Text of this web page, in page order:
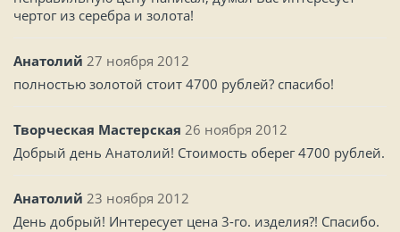
чертог из серебра и золота!
Анатолий 27 ноября 2012
полностью золотой стоит 4700 рублей? спасибо!
Творческая Мастерская 26 ноября 2012
Добрый день Анатолий! Стоимость оберег 4700 рублей.
Анатолий 23 ноября 2012
День добрый! Интересует цена 3-го. изделия?! Спасибо.